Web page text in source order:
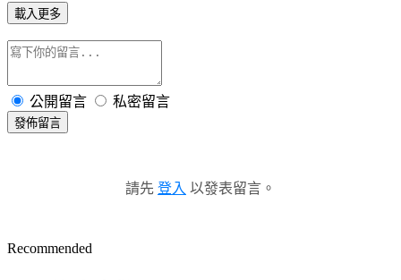
載入更多
公開留言 私密留言
發佈留言
請先 登入 以發表留言。
Recommended